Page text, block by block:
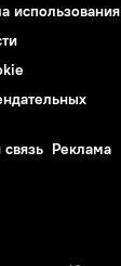
использования
Реклама